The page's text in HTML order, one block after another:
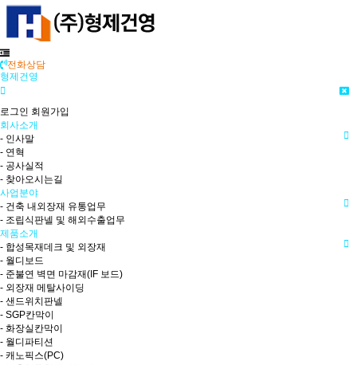
전화상담
형제건영
로그인 회원가입
회사소개
- 인사말
- 연혁
- 공사실적
- 찾아오시는길
사업분야
- 건축 내외장재 유통업무
- 조립식판넬 및 해외수출업무
제품소개
- 합성목재데크 및 외장재
- 월디보드
- 준불연 벽면 마감재(IF 보드)
- 외장재 메탈사이딩
- 샌드위치판넬
- SGP칸막이
- 화장실칸막이
- 월디파티션
- 캐노픽스(PC)